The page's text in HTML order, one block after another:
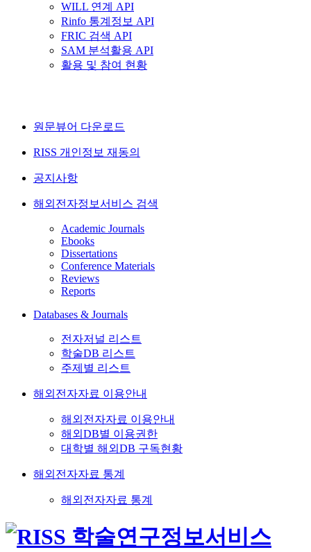
WILL 연계 API
Rinfo 통계정보 API
FRIC 검색 API
SAM 분석활용 API
활용 및 참여 현황
원문뷰어 다운로드
RISS 개인정보 재동의
공지사항
해외전자정보서비스 검색
Academic Journals
Ebooks
Dissertations
Conference Materials
Reviews
Reports
Databases & Journals
전자저널 리스트
학술DB 리스트
주제별 리스트
해외전자자료 이용안내
해외전자자료 이용안내
해외DB별 이용권한
대학별 해외DB 구독현황
해외전자자료 통계
해외전자자료 통계